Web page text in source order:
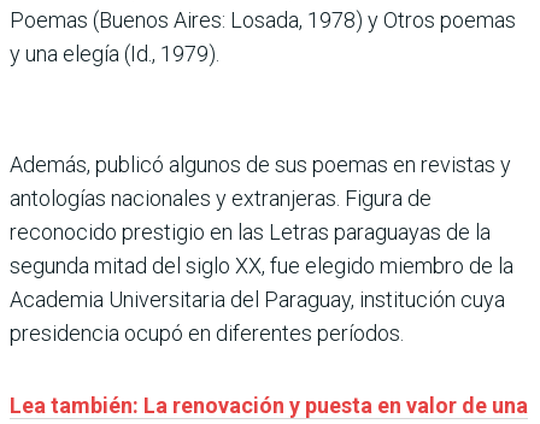
Poemas (Buenos Aires: Losada, 1978) y Otros poemas
y una elegía (Id., 1979).
Además, publicó algunos de sus poemas en revistas y
antologías nacionales y extranjeras. Figura de
reconocido prestigio en las Letras paraguayas de la
segunda mitad del siglo XX, fue elegido miembro de la
Academia Universitaria del Paraguay, institución cuya
presidencia ocupó en diferentes períodos.
Lea también: La renovación y puesta en valor de una